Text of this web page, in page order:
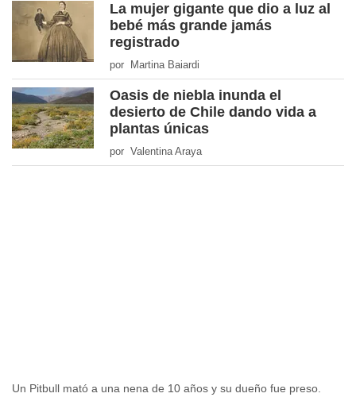
La mujer gigante que dio a luz al
bebé más grande jamás
registrado
por Martina Baiardi
Oasis de niebla inunda el
desierto de Chile dando vida a
plantas únicas
por Valentina Araya
Un Pitbull mató a una nena de 10 años y su dueño fue preso.